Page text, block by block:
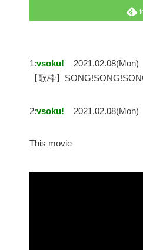
1:vsoku!
2021.02.08(Mon)
【歌枠】
2:vsoku! 2021.02.08(Mon)
This movie